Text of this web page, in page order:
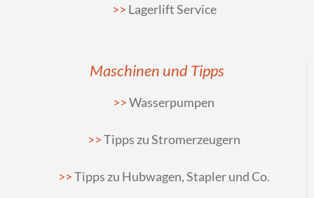
Lagerlift Service
Maschinen und Tipps
Wasserpumpen
Tipps zu Stromerzeugern
Tipps zu Hubwagen, Stapler und Co.